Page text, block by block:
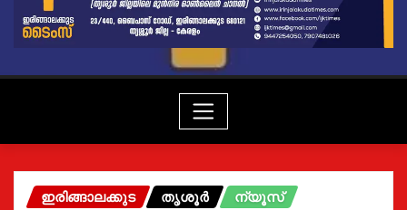
ഇരിങ്ങാലക്കുട തൃശൂർ ന്യൂസ്